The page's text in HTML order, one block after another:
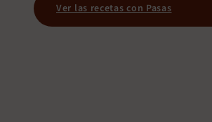
Ver las recetas con Pasas